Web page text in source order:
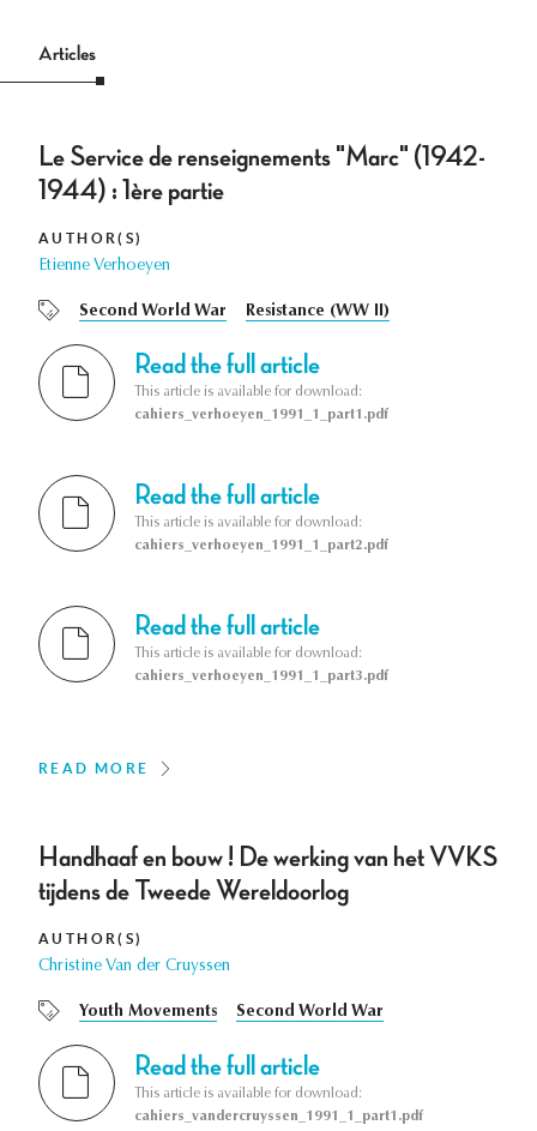
Articles
Le Service de renseignements "Marc" (1942-
1944) : 1ère partie
AUTHOR(S)
Etienne Verhoeyen
Second World War Resistance (WW II)
Read the full article
This article is available for download:
cahiers_verhoeyen_1991_1_part1.pdf
Read the full article
This article is available for download:
cahiers_verhoeyen_1991_1_part2.pdf
Read the full article
This article is available for download:
cahiers_verhoeyen_1991_1_part3.pdf
READ MORE
Handhaaf en bouw ! De werking van het VVKS
tijdens de Tweede Wereldoorlog
AUTHOR(S)
Christine Van der Cruyssen
Youth Movements Second World War
Read the full article
This article is available for download:
cahiers_vandercruyssen_1991_1_part1.pdf